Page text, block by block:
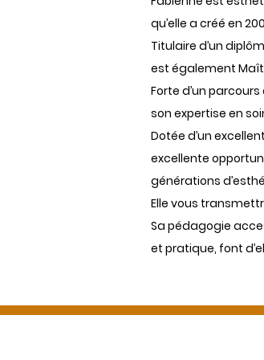
qu’elle a créé en
Titulaire d’un
est également
Forte d’un
son expertise en
Dotée d’un
excellente
générations
Elle vous
Sa pédagogie
et pratique, font